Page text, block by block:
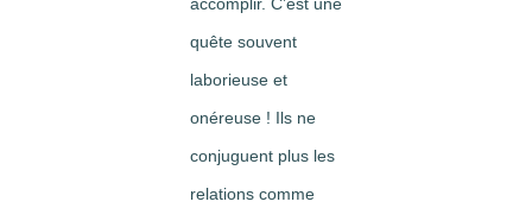
quête souvent
laborieuse et
onéreuse ! Ils ne
conjuguent plus les
relations comme